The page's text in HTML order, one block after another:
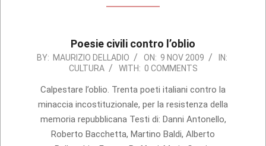
Poesie civili contro l’oblio
2009-
09
BY: MAURIZIO DELLADIO ON: 9 NOV 2009
IN:
CULTURA
WITH: 0 COMMENTS
Calpestare l’oblio. Trenta poeti italiani contro la
minaccia incostituzionale, per la resistenza della
memoria repubblicana Testi di: Danni Antonello,
Roberto Bacchetta, Martino Baldi, Alberto